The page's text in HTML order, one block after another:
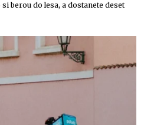
berou do lesa, a dostanete deset